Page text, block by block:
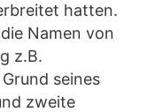
hatten.
Namen von
z.B.
seines
zweite